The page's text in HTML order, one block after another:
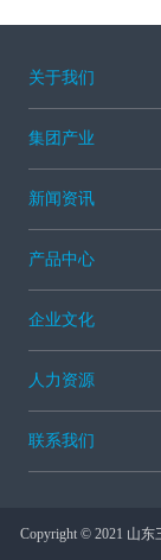
关于我们
集团产业
新闻资讯
产品中心
企业文化
人力资源
联系我们
Copyright © 2021 山